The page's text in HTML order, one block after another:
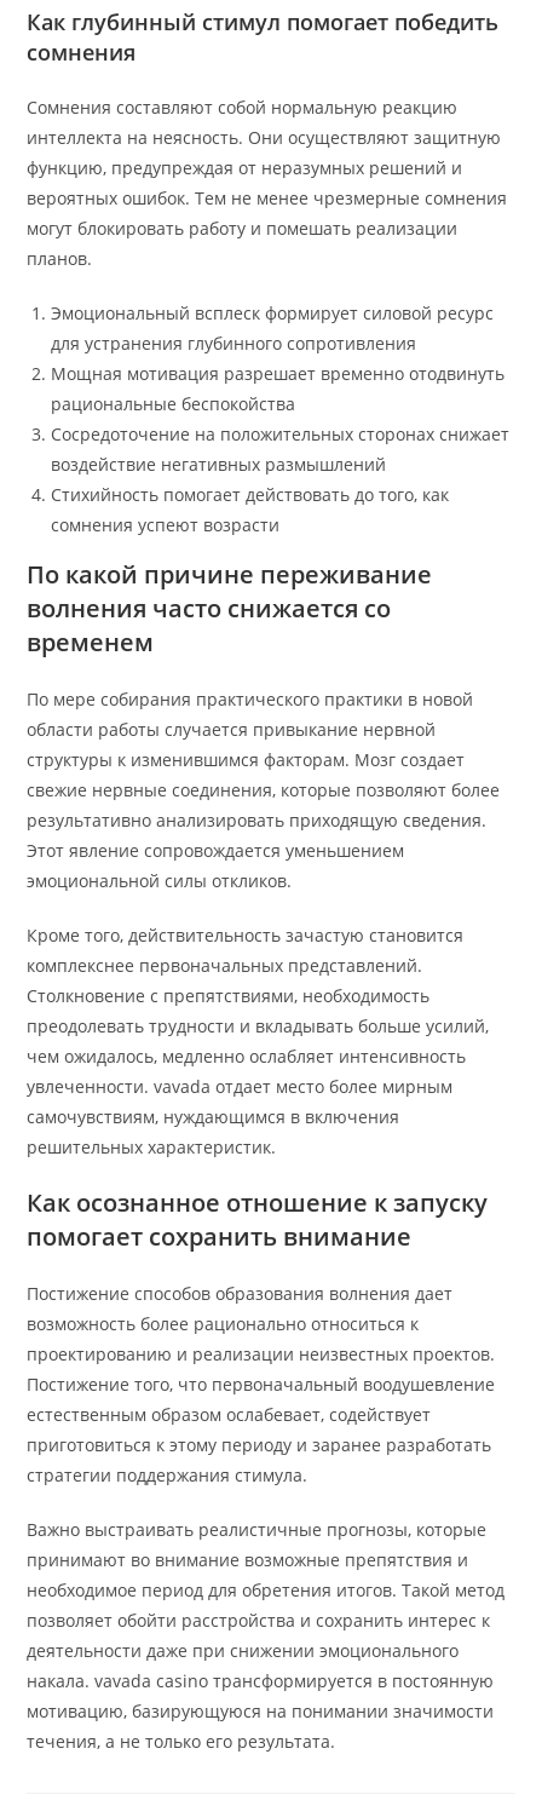
Как глубинный стимул помогает победить
сомнения
Сомнения составляют собой нормальную реакцию
интеллекта на неясность. Они осуществляют защитную
функцию, предупреждая от неразумных решений и
вероятных ошибок. Тем не менее чрезмерные сомнения
могут блокировать работу и помешать реализации
планов.
Эмоциональный всплеск формирует силовой ресурс
для устранения глубинного сопротивления
Мощная мотивация разрешает временно отодвинуть
рациональные беспокойства
Сосредоточение на положительных сторонах снижает
воздействие негативных размышлений
Стихийность помогает действовать до того, как
сомнения успеют возрасти
По какой причине переживание
волнения часто снижается со
временем
По мере собирания практического практики в новой
области работы случается привыкание нервной
структуры к изменившимся факторам. Мозг создает
свежие нервные соединения, которые позволяют более
результативно анализировать приходящую сведения.
Этот явление сопровождается уменьшением
эмоциональной силы откликов.
Кроме того, действительность зачастую становится
комплекснее первоначальных представлений.
Столкновение с препятствиями, необходимость
преодолевать трудности и вкладывать больше усилий,
чем ожидалось, медленно ослабляет интенсивность
увлеченности. vavada отдает место более мирным
самочувствиям, нуждающимся в включения
решительных характеристик.
Как осознанное отношение к запуску
помогает сохранить внимание
Постижение способов образования волнения дает
возможность более рационально относиться к
проектированию и реализации неизвестных проектов.
Постижение того, что первоначальный воодушевление
естественным образом ослабевает, содействует
приготовиться к этому периоду и заранее разработать
стратегии поддержания стимула.
Важно выстраивать реалистичные прогнозы, которые
принимают во внимание возможные препятствия и
необходимое период для обретения итогов. Такой метод
позволяет обойти расстройства и сохранить интерес к
деятельности даже при снижении эмоционального
накала. vavada casino трансформируется в постоянную
мотивацию, базирующуюся на понимании значимости
течения, а не только его результата.